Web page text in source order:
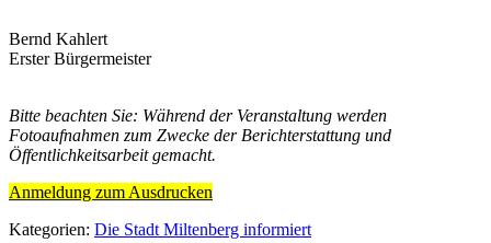
Bernd Kahlert
Erster Bürgermeister
Bitte beachten Sie: Während der Veranstaltung werden
Fotoaufnahmen zum Zwecke der Berichterstattung und
Öffentlichkeitsarbeit gemacht.
Anmeldung zum Ausdrucken
Kategorien: Die Stadt Miltenberg informiert